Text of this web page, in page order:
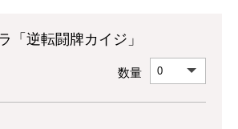
「逆転闘牌カイジ」
数量